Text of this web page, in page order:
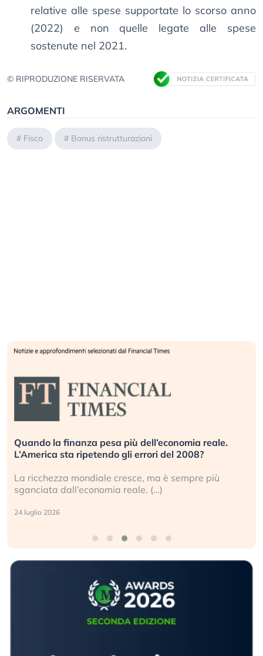
relative alle spese supportate lo scorso anno
(2022) e non quelle legate alle spese
sostenute nel 2021.
© RIPRODUZIONE RISERVATA
ARGOMENTI
# Fisco # Bonus ristrutturazioni
Quando la finanza pesa più dell’economia reale.
L’America sta ripetendo gli errori del 2008?
La ricchezza mondiale cresce, ma è sempre più
sganciata dall’economia reale. (…)
24 luglio 2026